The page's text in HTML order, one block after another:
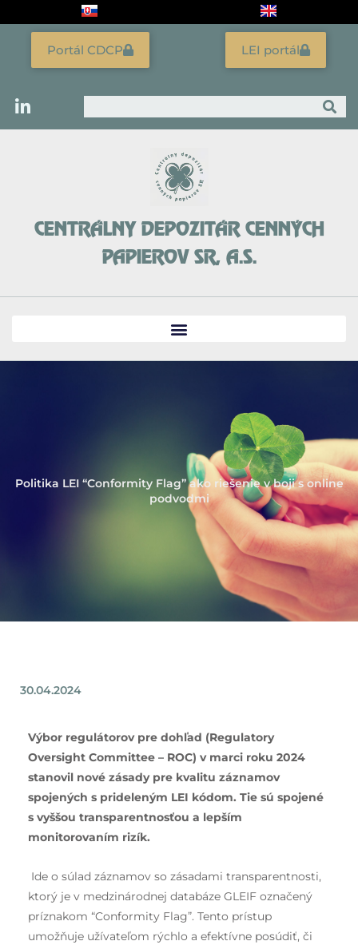
Vyhľadať
LEI portál
Portál CDCP
CENTRÁLNY DEPOZITÁR CENNÝCH
PAPIEROV SR, A.S.
Politika LEI “Conformity Flag” ako riešenie v boji s online
podvodmi
30.04.2024
Výbor regulátorov pre dohľad (Regulatory
Oversight Committee – ROC) v marci roku 2024
stanovil nové zásady pre kvalitu záznamov
spojených s prideleným LEI kódom. Tie sú spojené
s vyššou transparentnosťou a lepším
monitorovaním rizík.
Ide o súlad záznamov so zásadami transparentnosti,
ktorý je v medzinárodnej databáze GLEIF označený
príznakom “Conformity Flag”. Tento prístup
umožňuje užívateľom rýchlo a efektívne posúdiť, či